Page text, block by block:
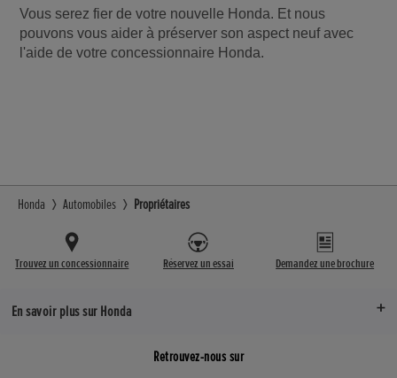
Vous serez fier de votre nouvelle Honda. Et nous
pouvons vous aider à préserver son aspect neuf avec
l'aide de votre concessionnaire Honda.
Honda Automobiles Propriétaires
Trouvez un concessionnaire Réservez un essai Demandez une brochure
En savoir plus sur Honda
Retrouvez-nous sur